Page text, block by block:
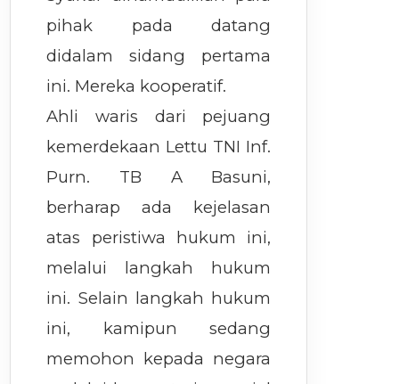
pihak pada datang
didalam sidang pertama
ini. Mereka kooperatif.
Ahli waris dari pejuang
kemerdekaan Lettu TNI Inf.
Purn. TB A Basuni,
berharap ada kejelasan
atas peristiwa hukum ini,
melalui langkah hukum
ini. Selain langkah hukum
ini, kamipun sedang
memohon kepada negara